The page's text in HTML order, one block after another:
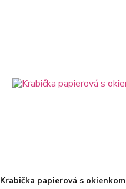
Krabička papierová s okienkom